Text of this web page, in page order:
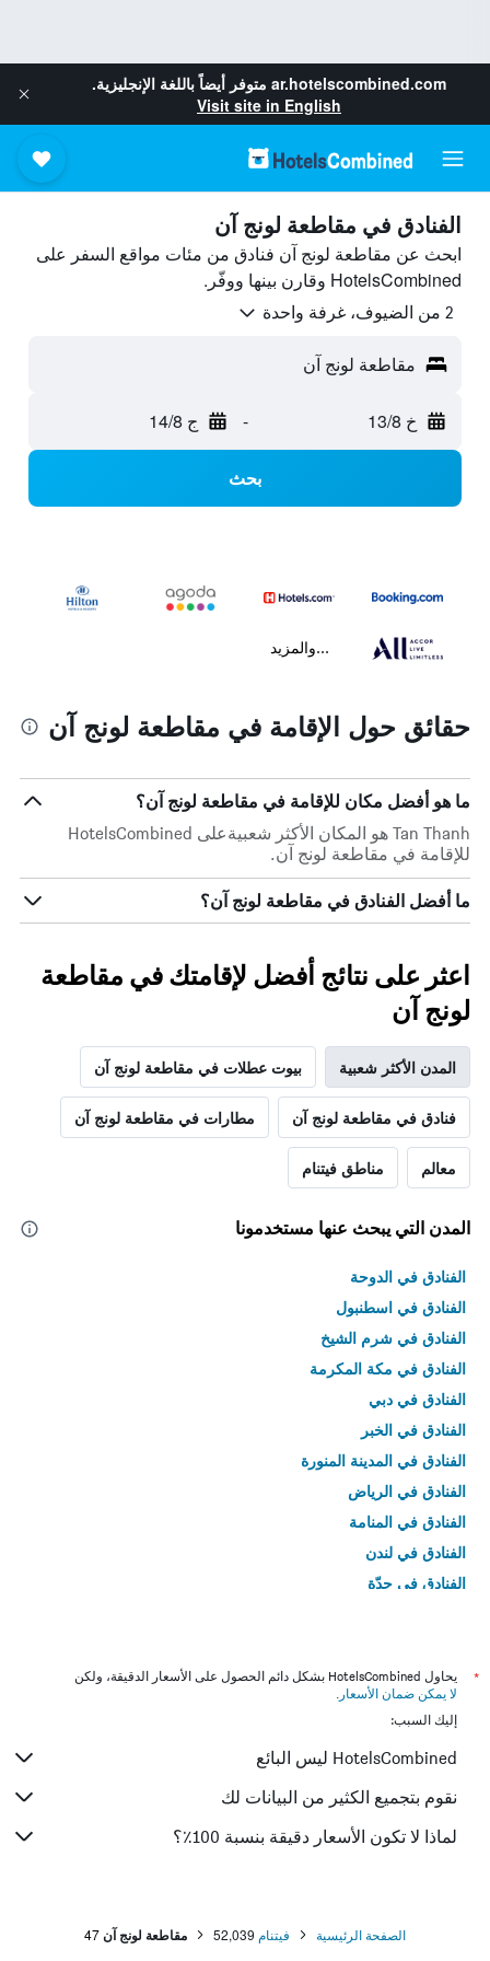
ar.hotelscombined.com متوفر أيضاً باللغة الإنجليزية.
Visit site in English
الفنادق في مقاطعة لونج آن
ابحث عن مقاطعة لونج آن فنادق من مئات مواقع السفر على
HotelsCombined وقارن بينها ووفّر.
2 من الضيوف، غرفة واحدة
مقاطعة لونج آن
خ 13/8 - ج 14/8
بحث
...والمزيد
حقائق حول الإقامة في مقاطعة لونج آن
ما هو أفضل مكان للإقامة في مقاطعة لونج آن؟
Tan Thanh هو المكان الأكثر شعبيةعلى HotelsCombined
للإقامة في مقاطعة لونج آن.
ما أفضل الفنادق في مقاطعة لونج آن؟
اعثر على نتائج أفضل لإقامتك في مقاطعة
لونج آن
المدن الأكثر شعبية بيوت عطلات في مقاطعة لونج آن
فنادق في مقاطعة لونج آن مطارات في مقاطعة لونج آن
معالم مناطق فيتنام
المدن التي يبحث عنها مستخدمونا
الفنادق في الدوحة
الفنادق في اسطنبول
الفنادق في شرم الشيخ
الفنادق في مكة المكرمة
الفنادق في دبي
الفنادق في الخبر
الفنادق في المدينة المنورة
الفنادق في الرياض
الفنادق في المنامة
الفنادق في لندن
الفنادق في جدّة
*
يحاول HotelsCombined بشكل دائم الحصول على الأسعار الدقيقة، ولكن
لا يمكن ضمان الأسعار .
إليك السبب:
HotelsCombined ليس البائع
نقوم بتجميع الكثير من البيانات لك
لماذا لا تكون الأسعار دقيقة بنسبة 100٪؟
الصفحة الرئيسية فيتنام 52,039 مقاطعة لونج آن47